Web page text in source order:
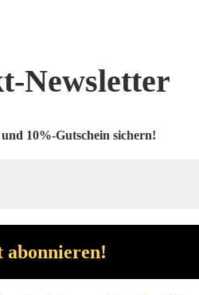
Newsletter
10%-Gutschein sichern!